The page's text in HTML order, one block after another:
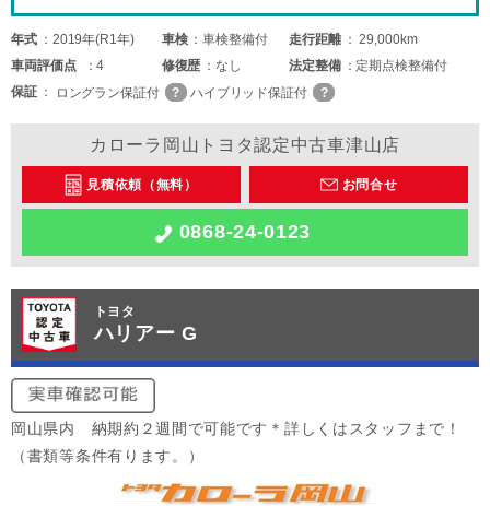
年式 2019年(R1年) 車検 車検整備付 走行距離
29,000km
車両評価点 4 修復歴 なし 法定整備
定期点検整備付
保証
ロングラン保証付 ハイブリッド保証付
カローラ岡山トヨタ認定中古車津山店
見積依頼（無料） お問合せ
0868-24-0123
トヨタ
ハリアー G
岡山県内 納期約２週間で可能です＊詳しくはスタッフまで！
（書類等条件有ります。）